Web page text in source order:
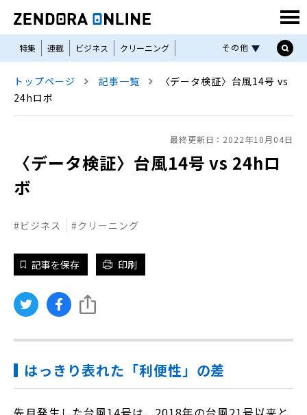
特集 連載 ビジネス
クリーニング
私物洗濯ユニフォーム
THE ZENDORA
LBM Linen Plant
その他
トップページ 記事一覧
〈データ検証〉台風14号 vs
24hロボ
最終更新日： 2022年10月04日
〈データ検証〉台風14号 vs 24hロ
ボ
ビジネス クリーニング
記事を保存 印刷
はっきり表れた「利便性」の差